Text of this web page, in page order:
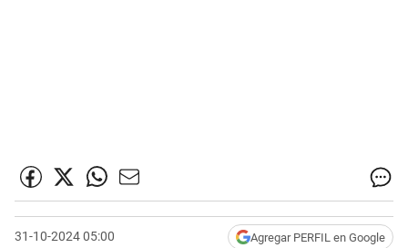
31-10-2024 05:00 Agregar PERFIL en Google